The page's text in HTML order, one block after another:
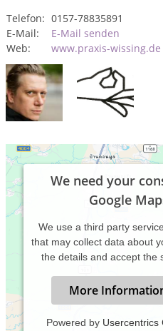
Telefon: 0157-78835891
E-Mail:
E-Mail senden
Web:
www.praxis-wissing.de
We need your
Google
We use a third party
that may collect data about
the details and accept the
More
Powered by Usercentrics